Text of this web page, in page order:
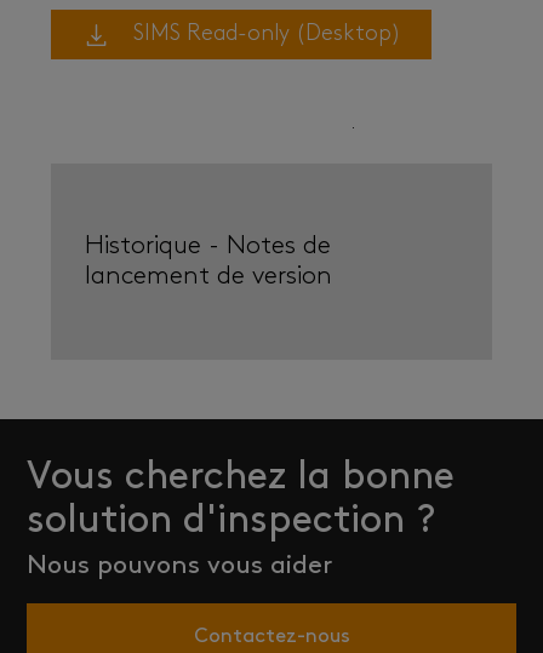
SIMS Read-only (Desktop)
Historique - Notes de
lancement de version
Vous cherchez la bonne
solution d'inspection ?
Nous pouvons vous aider
Contactez-nous